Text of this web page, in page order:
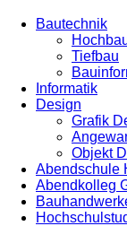
Bautechnik
Tiefbau
Informatik
Design
Grafik
Objekt
Abendschule
Abendkolleg